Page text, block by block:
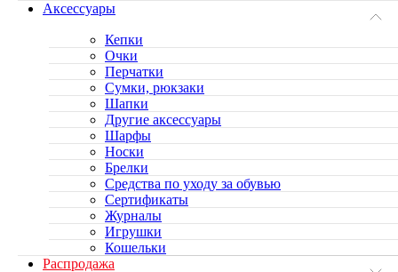
Аксессуары
Кепки
Очки
Перчатки
Сумки, рюкзаки
Шапки
Другие аксессуары
Шарфы
Носки
Брелки
Средства по уходу за обувью
Сертификаты
Журналы
Игрушки
Кошельки
Распродажа